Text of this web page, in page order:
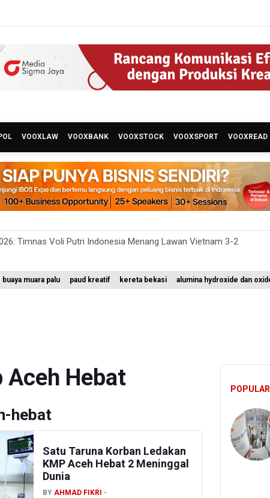
VOOXLAW VOOXBANK VOOXSTOCK VOOXSPORT VOOXREAD
Timnas Voli Putri Indonesia Menang Lawan Vietnam 3-2
TImnas Indonesia Setelah Gagal Tembus Semifinal Piala AFF 2026
buaya muara palu paud kreatif kereta bekasi alumina hydroxide dan
Aceh Hebat
hebat
Satu Taruna Korban Ledakan
KMP Aceh Hebat 2 Meninggal
Dunia
BY AHMAD FIKRI